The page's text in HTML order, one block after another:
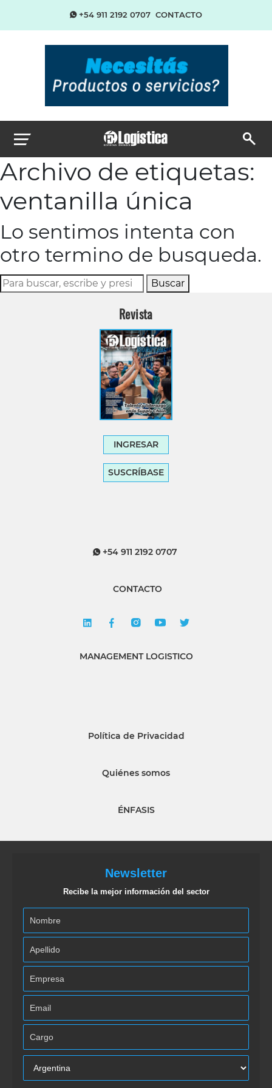
+54 911 2192 0707 CONTACTO
Archivo de etiquetas:
ventanilla única
Lo sentimos intenta con
otro termino de busqueda.
Buscar
Revista
INGRESAR
SUSCRÍBASE
+54 911 2192 0707
CONTACTO
MANAGEMENT LOGISTICO
Política de Privacidad
Quiénes somos
ÉNFASIS
Newsletter
Recibe la mejor información del sector